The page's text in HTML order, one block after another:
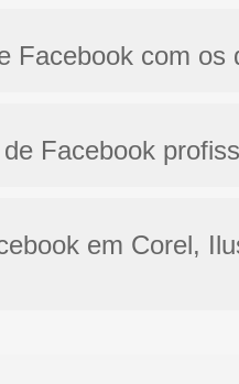
Facebook com os
Facebook
em Corel,